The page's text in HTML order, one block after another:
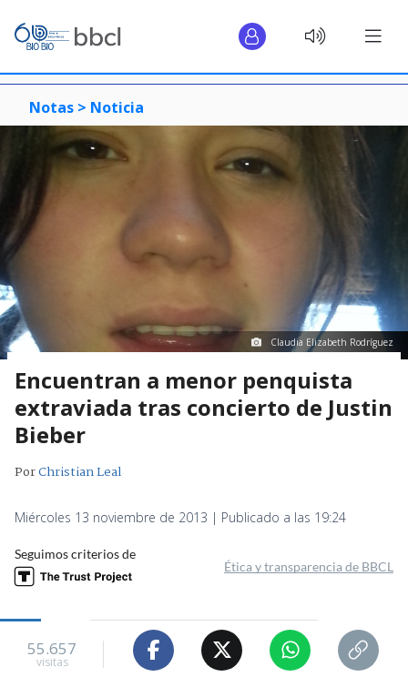
Notas > Noticia
Claudia Elizabeth Rodríguez
Encuentran a menor penquista
extraviada tras concierto de Justin
Bieber
PorChristian Leal
Miércoles 13 noviembre de 2013 | Publicado a las 19:24
Seguimos criterios de
Ética y transparencia de BBCL
55.657
visitas